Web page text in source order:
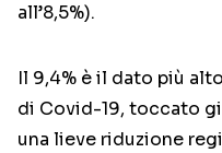
all’8,5%).
Il 9,4% è il dato più
di Covid-19, toccato
una lieve riduzione